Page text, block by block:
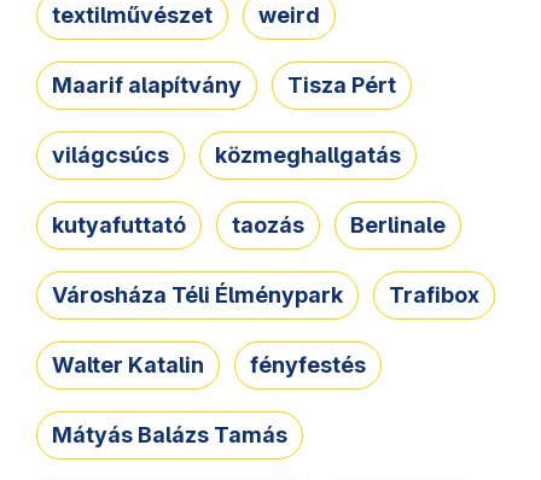
textilművészet weird
Maarif alapítvány Tisza Pért
világcsúcs közmeghallgatás
kutyafuttató taozás Berlinale
Városháza Téli Élménypark Trafibox
Walter Katalin fényfestés
Mátyás Balázs Tamás